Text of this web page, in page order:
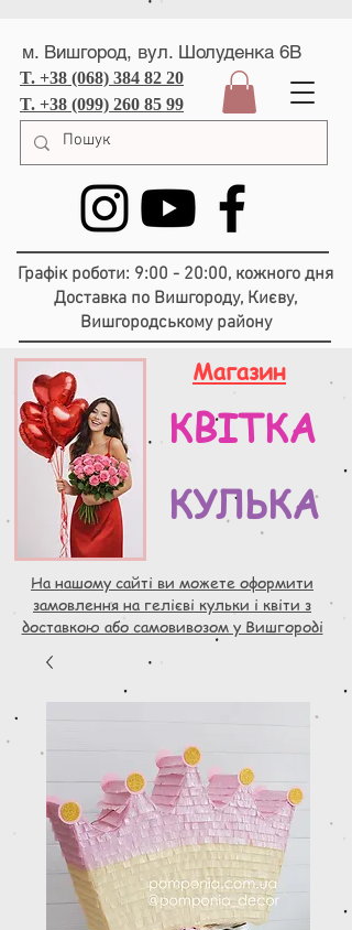
м. Вишгород, вул. Шолуденка 6В
T. +38 (068) 384 82 20
T. +38 (099) 260 85 99
Графік роботи: 9:00 - 20:00, кожного дня
Доставка по Вишгороду, Києву,
Вишгородському району
Магазин
КВІТКА
КУЛЬКА
На нашому сайті ви можете оформити
замовлення на гелієві кульки і квіти з
доставкою або самовивозом у Вишгороді